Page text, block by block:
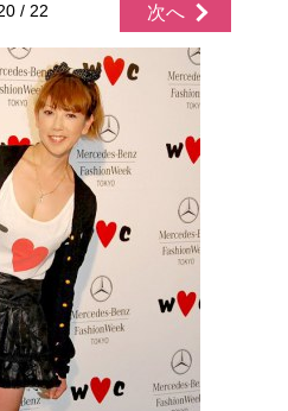
/ 22 次へ